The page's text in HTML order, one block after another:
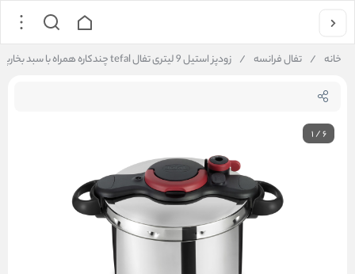
خانه / تفال فرانسه / زودپز استیل 9 لیتری تفال tefal چندکاره همراه با سبد بخارپز
1/6